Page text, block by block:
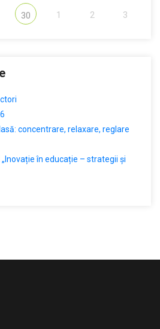
30 1 2 3
concentrare, relaxare, reglare
în educație – strategii și